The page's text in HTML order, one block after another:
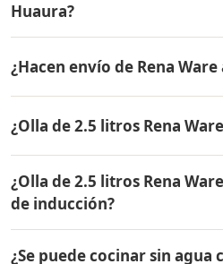
Huaura?
todo el Perú. Contáctame por
el precio actual, promociones
de pago en cuotas desde el
¿Hacen envío de Rena Ware
a Huaura, Lima y a todo el
entrega.
¿Olla de 2.5 litros Rena
vida contra defectos de
productos Rena Ware están
inoxidable quirúrgico 18/10 de
¿Olla de 2.5 litros Rena
de inducción?
¿Se puede cocinar sin agua